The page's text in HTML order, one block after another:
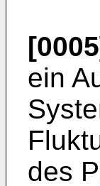
ein
des